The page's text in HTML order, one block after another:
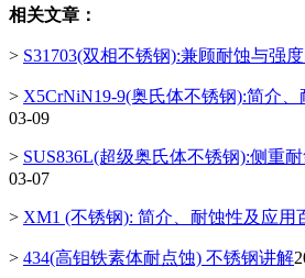
相关文章：
> S31703(双相不锈钢):兼顾耐蚀与强
> X5CrNiN19-9(奥氏体不锈钢):简介
03-09
> SUS836L(超级奥氏体不锈钢):侧重
03-07
> XM1 (不锈钢): 简介、耐蚀性及应用
> 434(高钼铁素体耐点蚀) 不锈钢讲解